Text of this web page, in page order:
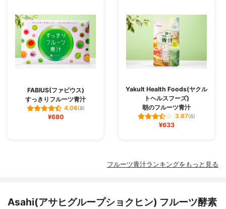
FABIUS(ファビウス)
すっきりフルーツ青汁
4.08(8)
¥680
Yakult Health Foods(ヤクル
トヘルスフーズ)
朝のフルーツ青汁
3.87(6)
¥633
フルーツ青汁ランキングをもっと見る
Asahi(アサヒグループショクヒン) フルーツ酵素